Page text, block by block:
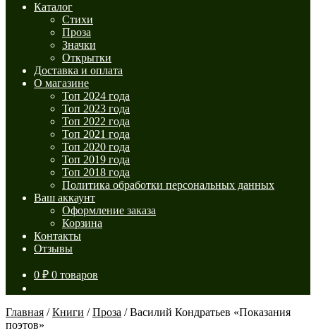
Каталог
Стихи
Проза
Значки
Открытки
Доставка и оплата
О магазине
Топ 2024 года
Топ 2023 года
Топ 2022 года
Топ 2021 года
Топ 2020 года
Топ 2019 года
Топ 2018 года
Политика обработки персональных данных
Ваш аккаунт
Оформление заказа
Корзина
Контакты
Отзывы
0 ₽ 0 товаров
Главная /Книги /Проза /Василий Кондратьев «Показания
поэтов»